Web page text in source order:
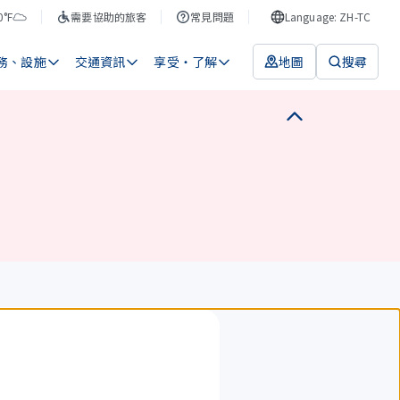
需要協助的旅客 常見問題 Language: ZH-TC
、設施 交通資訊 享受・了解 地圖 搜尋